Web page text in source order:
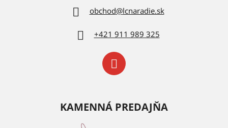
obchod@lcnaradie.sk
+421 911 989 325
KAMENNÁ PREDAJŇA